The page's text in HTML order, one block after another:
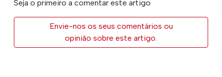
Seja o primeiro a comentar este artigo
Envie-nos os seus comentários ou
opinião sobre este artigo.